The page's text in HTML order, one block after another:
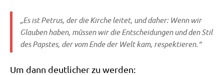
„Es ist Petrus, der die Kir­che lei­tet, und daher: Wenn wir
Glau­ben haben, müs­sen wir die Ent­schei­dun­gen und den Stil
des Pap­stes, der vom Ende der Welt kam, respektieren.“
Um dann deut­li­cher zu werden: